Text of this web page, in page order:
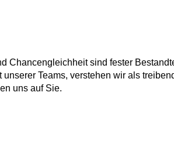
Chancengleichheit sind fester
Teams, verstehen wir als
uns auf Sie.